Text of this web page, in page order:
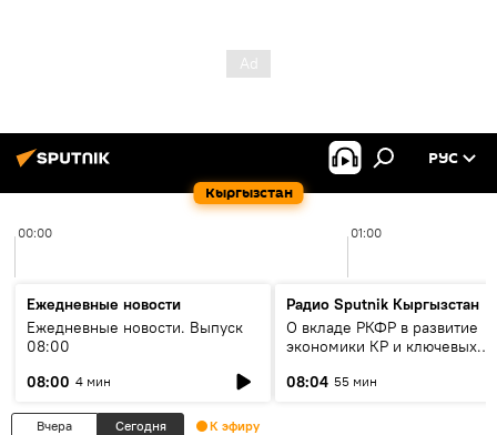
Кыргызстан
РУС
00:00 01:00
Ежедневные новости
Ежедневные новости. Выпуск
08:00
08:00 4 мин
Радио Sputnik Кыргызстан
О вкладе РКФР в развитие
экономики КР и ключевых
08:04 55 мин
Вчера Сегодня К эфиру